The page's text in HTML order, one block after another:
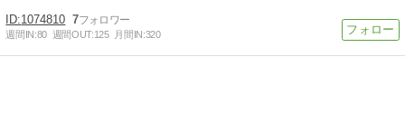
1074810 7
週間IN:80 週間OUT:125 月間IN:320